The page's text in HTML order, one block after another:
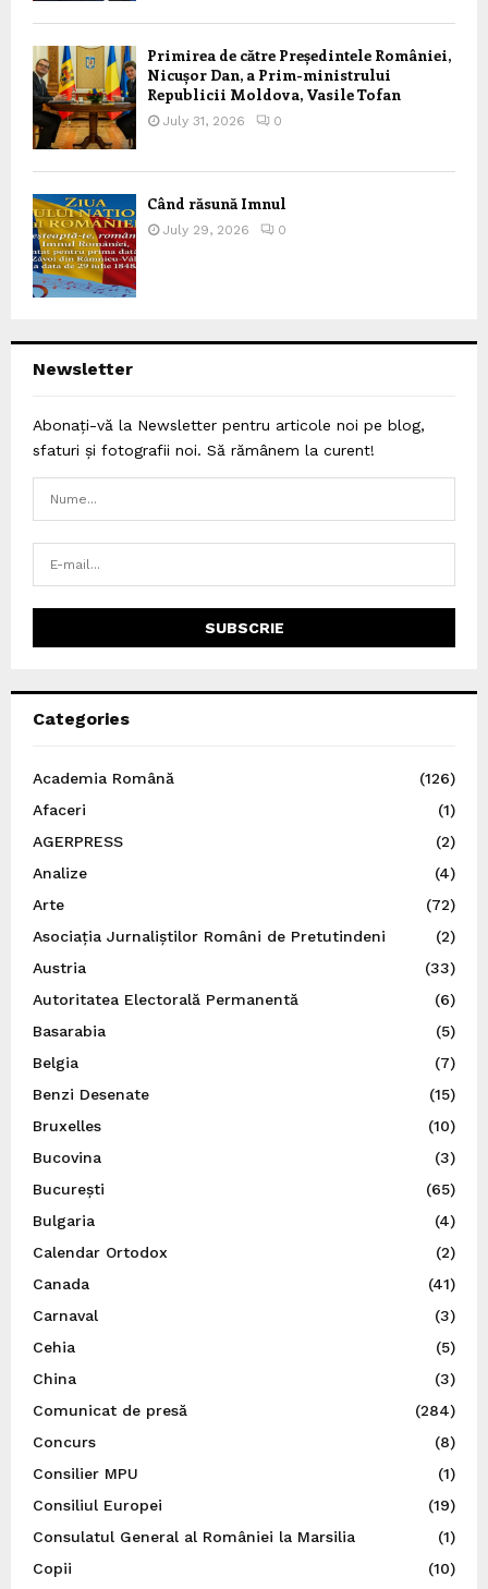
Primirea de către Președintele României,
Nicușor Dan, a Prim-ministrului
Republicii Moldova, Vasile Tofan
July 31, 2026 0
Când răsună Imnul
July 29, 2026 0
Newsletter
Abonați-vă la Newsletter pentru articole noi pe blog,
sfaturi și fotografii noi. Să rămânem la curent!
Categories
Academia Română
(126)
Afaceri
(1)
AGERPRESS
(2)
Analize
(4)
Arte
(72)
Asociația Jurnaliștilor Români de Pretutindeni
(2)
Austria
(33)
Autoritatea Electorală Permanentă
(6)
Basarabia
(5)
Belgia
(7)
Benzi Desenate
(15)
Bruxelles
(10)
Bucovina
(3)
București
(65)
Bulgaria
(4)
Calendar Ortodox
(2)
Canada
(41)
Carnaval
(3)
Cehia
(5)
China
(3)
Comunicat de presă
(284)
Concurs
(8)
Consilier MPU
(1)
Consiliul Europei
(19)
Consulatul General al României la Marsilia
(1)
Copii
(10)